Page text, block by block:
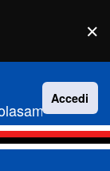
×
Accedi